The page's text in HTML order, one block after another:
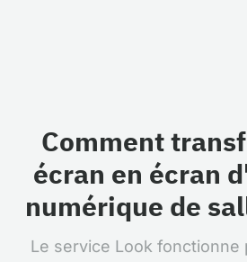
Comment
écran en écran
numérique de
Le service Look fonctionne